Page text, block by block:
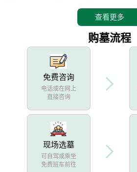
查看更多
购墓流程
免费咨询
电话或在网上
直接咨询
现场选墓
可自驾或乘坐
免费班车前往